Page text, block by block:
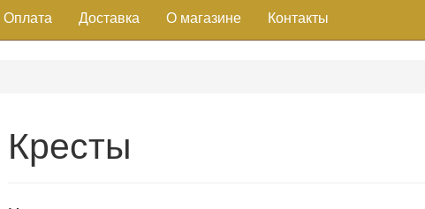
Оплата Доставка О магазине Контакты
Кресты